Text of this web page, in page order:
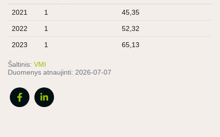
2021 1 45,35
2022 1 52,32
2023 1 65,13
Šaltinis: VMI
Duomenys atnaujinti: 2026-07-07